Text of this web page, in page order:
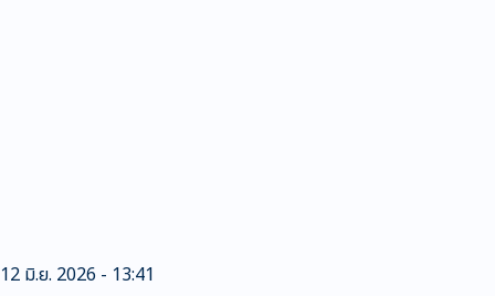
12 มิ.ย. 2026 - 13:41